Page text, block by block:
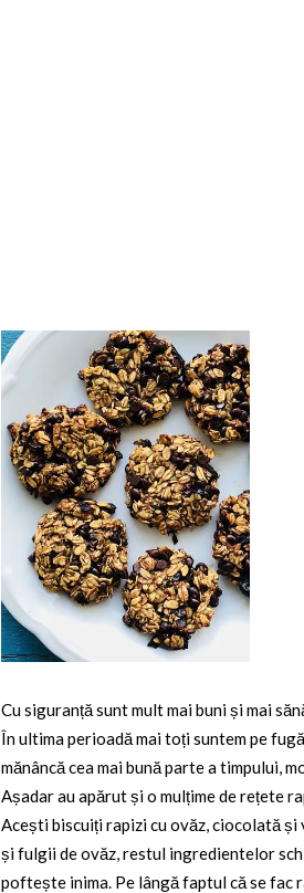
Cu siguranță sunt mult mai buni și mai
În ultima perioadă mai toți suntem pe
mănâncă cea mai bună parte a timpului,
Așadar au apărut și o mulțime de rețete
Acești biscuiți rapizi cu ovăz, ciocolată și
și fulgii de ovăz, restul ingredientelor
poftește inima. Pe lângă faptul că se fac